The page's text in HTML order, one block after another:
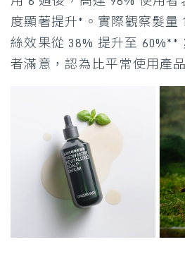
度顯著提升*。實際觀察髮量
絲效果從 38% 提升至 60%**
者滿意，認為比平常使用產